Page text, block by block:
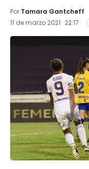
Por:Tamara Gantcheff
11 de marzo 2021 · 22:17